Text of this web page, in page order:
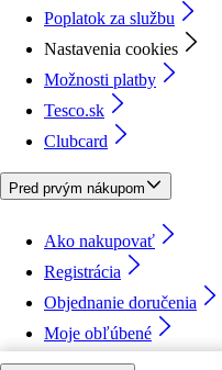
Poplatok za službu
Nastavenia cookies
Možnosti platby
Tesco.sk
Clubcard
Pred prvým nákupom
Ako nakupovať
Registrácia
Objednanie doručenia
Moje obľúbené